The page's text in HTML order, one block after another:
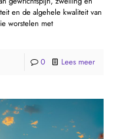
en de algehele kwaliteit van
worstelen met
0 Lees meer